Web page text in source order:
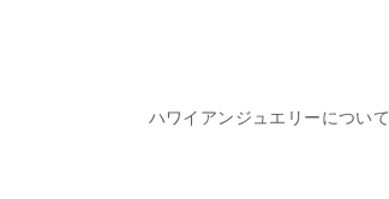
ハワイアンジュエリーについて